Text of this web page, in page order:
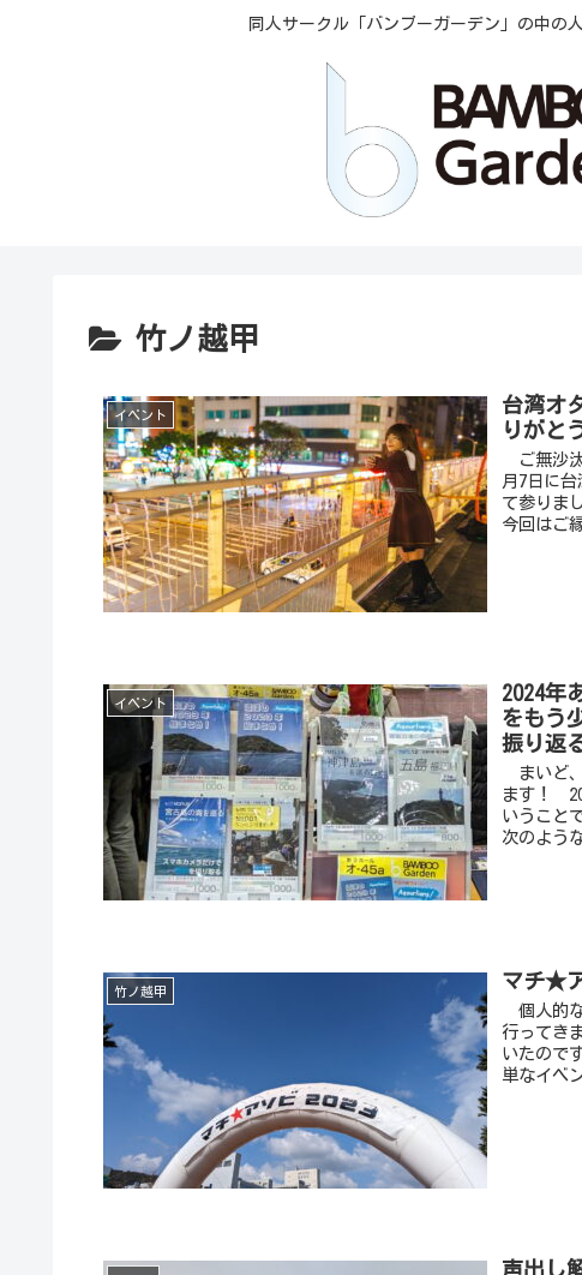
同人サークル「バンブーガーデン」の中の
竹ノ越甲
イベント
台湾オ
りがと
ご無沙
月7日に
て参りま
今回はご
イベント
2024年
をもう
振り返
まいど
ます！
いうこと
次のよう
竹ノ越甲 マチ★
個人的
行ってき
いたので
単なイベ
声出し